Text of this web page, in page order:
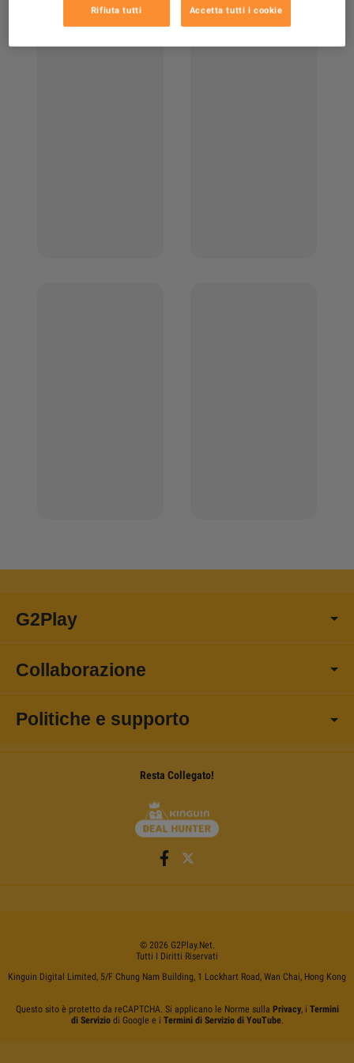
G2Play
Collaborazione
Politiche e supporto
Resta Collegato!
© 2026 G2Play.net.
Tutti I Diritti Riservati
Kinguin Digital Limited, 5/F Chung Nam Building, 1 Lockhart Road, Wan Chai, Hong Kong
Questo sito è protetto da reCAPTCHA. Si applicano le Norme sulla Privacy, i Termini
di Serviziodi Google e i Termini di Servizio di YouTube.
Rifiuta tutti Accetta tutti i cookie